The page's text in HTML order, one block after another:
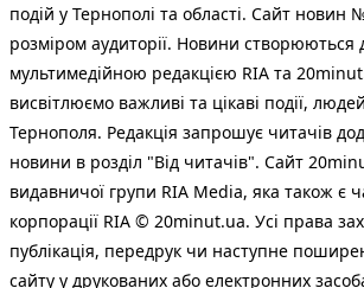
подій у Тернополі та області. Сайт новин
розміром аудиторії. Новини створюються
мультимедійною редакцією RIA та
висвітлюємо важливі та цікаві події,
Тернополя. Редакція запрошує читачів
новини в розділ "Від читачів". Сайт
видавничої групи RIA Media, яка також є
корпорації RIA © 20minut.ua. Усі права
публiкацiя, передрук чи наступне
сайту у друкованих або електронних